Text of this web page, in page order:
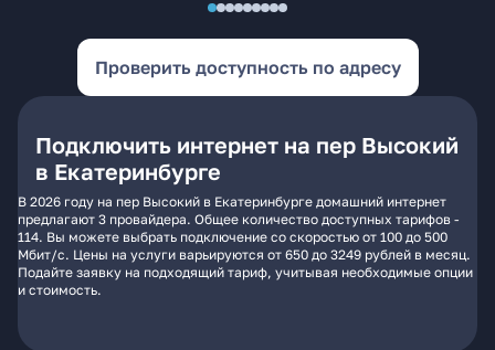
Проверить доступность по адресу
Подключить интернет на пер Высокий
в Екатеринбурге
В 2026 году на пер Высокий в Екатеринбурге домашний интернет
предлагают 3 провайдера. Общее количество доступных тарифов -
114. Вы можете выбрать подключение со скоростью от 100 до 500
Мбит/с. Цены на услуги варьируются от 650 до 3249 рублей в месяц.
Подайте заявку на подходящий тариф, учитывая необходимые опции
и стоимость.